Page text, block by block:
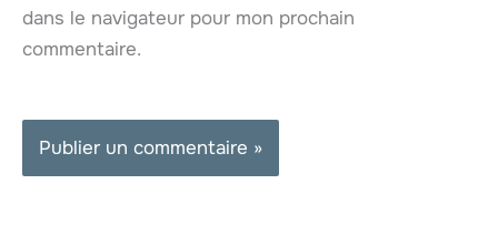
dans le navigateur pour mon prochain
commentaire.